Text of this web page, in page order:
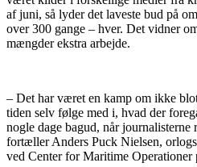
af juni, så lyder det laveste bud på
over 300 gange – hver. Det vidner
mængder ekstra arbejde.
– Det har været en kamp om ikke
tiden selv følge med i, hvad der
nogle dage bagud, når journalisterne
fortæller Anders Puck Nielsen,
ved Center for Maritime Operationer